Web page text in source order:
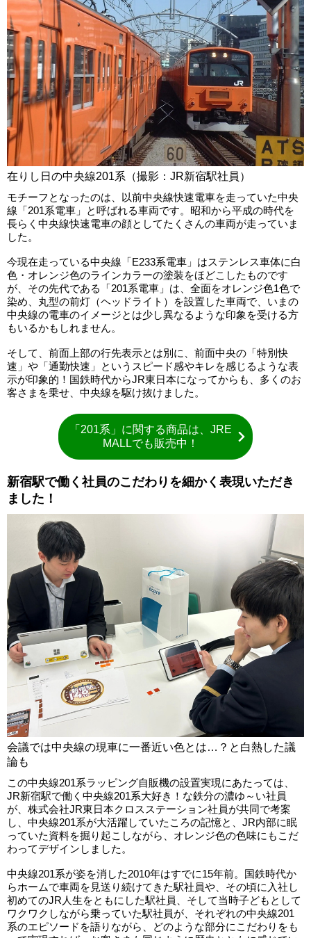
在りし日の中央線201系（撮影：JR新宿駅社員）
モチーフとなったのは、以前中央線快速電車を走っていた中央
線「201系電車」と呼ばれる車両です。昭和から平成の時代を
長らく中央線快速電車の顔としてたくさんの車両が走っていま
した。
今現在走っている中央線「E233系電車」はステンレス車体に白
色・オレンジ色のラインカラーの塗装をほどこしたものです
が、その先代である「201系電車」は、全面をオレンジ色1色で
染め、丸型の前灯（ヘッドライト）を設置した車両で、いまの
中央線の電車のイメージとは少し異なるような印象を受ける方
もいるかもしれません。
そして、前面上部の行先表示とは別に、前面中央の「特別快
速」や「通勤快速」というスピード感やキレを感じるような表
示が印象的！国鉄時代からJR東日本になってからも、多くのお
客さまを乗せ、中央線を駆け抜けました。
「201系」に関する商品は、JRE
MALLでも販売中！
新宿駅で働く社員のこだわりを細かく表現いただき
ました！
会議では中央線の現車に一番近い色とは…？と白熱した議
論も
この中央線201系ラッピング自販機の設置実現にあたっては、
JR新宿駅で働く中央線201系大好き！な鉄分の濃ゆ～い社員
が、株式会社JR東日本クロスステーション社員が共同で考案
し、中央線201系が大活躍していたころの記憶と、JR内部に眠
っていた資料を掘り起こしながら、オレンジ色の色味にもこだ
わってデザインしました。
中央線201系が姿を消した2010年はすでに15年前。国鉄時代か
らホームで車両を見送り続けてきた駅社員や、その頃に入社し
初めてのJR人生をともにした駅社員、そして当時子どもとして
ワクワクしながら乗っていた駅社員が、それぞれの中央線201
系のエピソードを語りながら、どのような部分にこだわりをも